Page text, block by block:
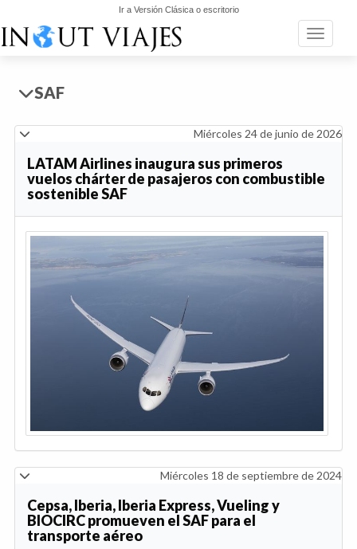
Ir a Versión Clásica o escritorio
Toggle
SAF
Miércoles 24 de junio de 2026
LATAM Airlines inaugura sus primeros
vuelos chárter de pasajeros con combustible
sostenible SAF
Miércoles 18 de septiembre de 2024
Cepsa, Iberia, Iberia Express, Vueling y
BIOCIRC promueven el SAF para el
transporte aéreo